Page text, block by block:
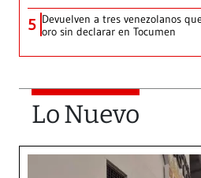
5 Devuelven a tres venezolanos
oro sin declarar en Tocumen
Lo Nuevo